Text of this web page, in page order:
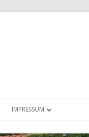
IMPRESSUM